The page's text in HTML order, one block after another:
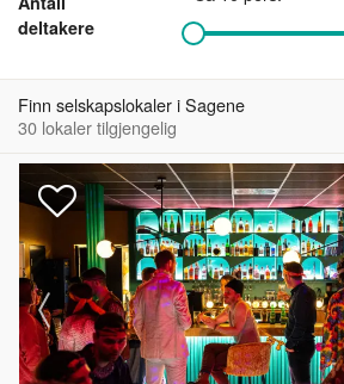
deltakere
Finn selskapslokaler i Sagene
30 lokaler tilgjengelig